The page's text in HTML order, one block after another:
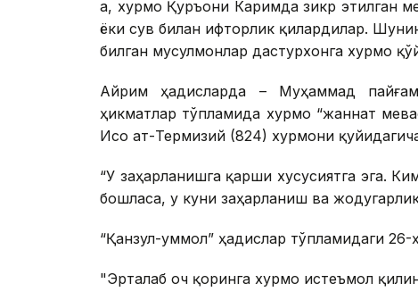
Ҳа, хурмо Қуръони Каримда зикр этилган
ёки сув билан ифторлик қилардилар.
билган мусулмонлар дастурхонга хурмо
Айрим ҳадисларда – Муҳаммад
ҳикматлар тўпламида хурмо “жаннат
Исо ат-Термизий (824) хурмони
“У заҳарланишга қарши хусусиятга эга.
бошласа, у куни заҳарланиш ва
“Қанзул-уммол” ҳадислар тўпламидаги 26-
"Эрталаб оч қоринга хурмо истеъмол